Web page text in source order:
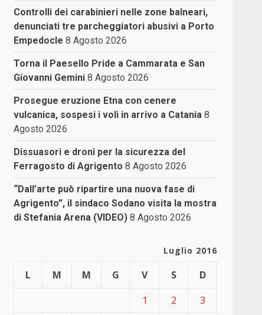
Controlli dei carabinieri nelle zone balneari,
denunciati tre parcheggiatori abusivi a Porto
Empedocle 8 Agosto 2026
Torna il Paesello Pride a Cammarata e San
Giovanni Gemini 8 Agosto 2026
Prosegue eruzione Etna con cenere
vulcanica, sospesi i voli in arrivo a Catania 8
Agosto 2026
Dissuasori e droni per la sicurezza del
Ferragosto di Agrigento 8 Agosto 2026
“Dall’arte può ripartire una nuova fase di
Agrigento”, il sindaco Sodano visita la mostra
di Stefania Arena (VIDEO) 8 Agosto 2026
Luglio 2016
L M M G V S
D
1
2
3